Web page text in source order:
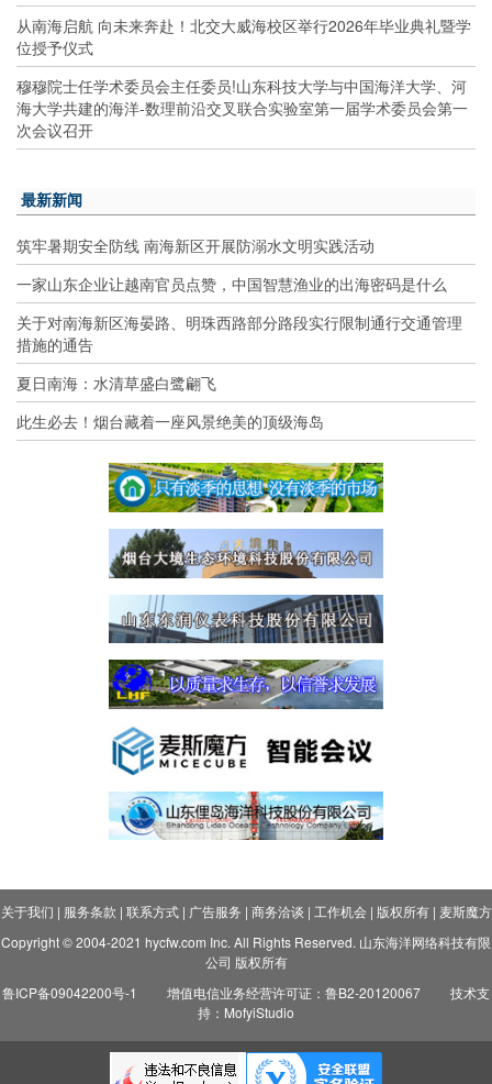
从南海启航 向未来奔赴！北交大威海校区举行2026年毕业典礼暨学
位授予仪式
穆穆院士任学术委员会主任委员!山东科技大学与中国海洋大学、河
海大学共建的海洋-数理前沿交叉联合实验室第一届学术委员会第一
次会议召开
最新新闻
筑牢暑期安全防线 南海新区开展防溺水文明实践活动
一家山东企业让越南官员点赞，中国智慧渔业的出海密码是什么
关于对南海新区海晏路、明珠西路部分路段实行限制通行交通管理
措施的通告
夏日南海：水清草盛白鹭翩飞
此生必去！烟台藏着一座风景绝美的顶级海岛
关于我们 | 服务条款 | 联系方式| 广告服务 | 商务洽谈 | 工作机会| 版权所有| 麦斯魔方
Copyright © 2004-2021 hycfw.com Inc. All Rights Reserved. 山东海洋网络科技有限
公司 版权所有
鲁ICP备09042200号-1
增值电信业务经营许可证：鲁B2-20120067
技术支
持：MofyiStudio